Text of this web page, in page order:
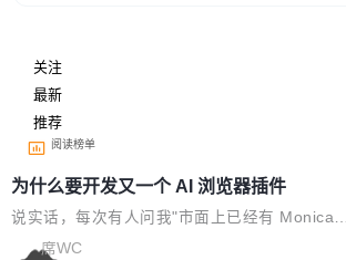
关注
最新
推荐
阅读榜单
为什么要开发又一个 AI 浏览器插件
说实话，每次有人问我"市面上已经有 Monica、
Sider、Copilot for Chrome 这些 AI 浏览器插件
席WC